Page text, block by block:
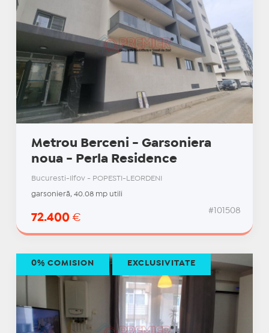
Metrou Berceni - Garsoniera
noua - Perla Residence
Bucuresti-Ilfov - POPESTI-LEORDENI
garsonieră, 40.08 mp utili
72.400 €
#101508
0% COMISION EXCLUSIVITATE